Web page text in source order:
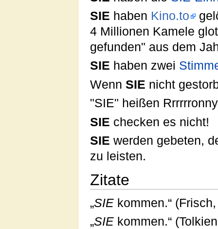
SIE haben Kino.to
4 Millionen Kamele
gefunden" aus dem
SIE haben zwei
Wenn SIE nicht
"SIE" heißen
SIE checken es nicht!
SIE werden gebeten,
zu leisten.
Zitate
„SIE kommen.“
„SIE kommen.“